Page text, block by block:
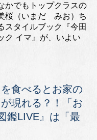
かでもトップクラスの
桜（いまだ みお）ち
スタイルブック『今田
ク イマ』が、いよい
食べるとお家の
現れる？！「お
鑑LIVE』は「最